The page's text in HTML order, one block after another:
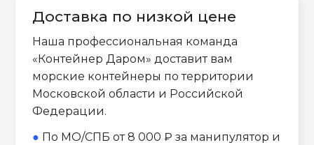
Доставка по низкой цене
Наша профессиональная команда
«Контейнер Даром» доставит вам
морские контейнеры по территории
Московской области и Российской
Федерации.
● По МО/СПБ от 8 000 ₽ за манипулятор и